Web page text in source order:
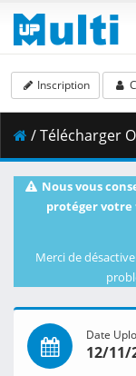
Inscription
/ Télécharger
Nous vous
protéger
Merci de
Date
12/11/